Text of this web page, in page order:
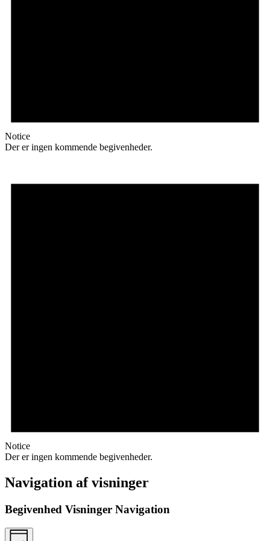
Notice
Der er ingen kommende begivenheder.
Notice
Der er ingen kommende begivenheder.
Navigation af visninger
Begivenhed Visninger Navigation